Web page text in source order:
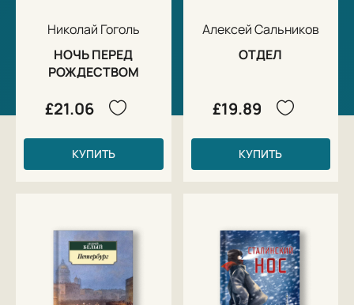
Николай Гоголь
НОЧЬ ПЕРЕД
РОЖДЕСТВОМ
£21.06
КУПИТЬ
Алексей Сальников
ОТДЕЛ
£19.89
КУПИТЬ